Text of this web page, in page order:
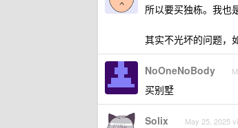
所以要买独栋。我也
其实不光坏的问题，
NoOneNoBody
买别墅
Solix May 25, 2025